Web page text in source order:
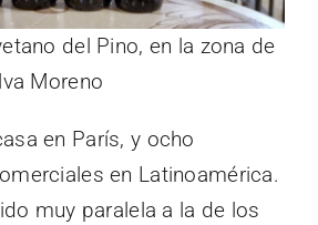
del Pino, en la zona de
Moreno
en París, y ocho
en Latinoamérica.
muy paralela a la de los